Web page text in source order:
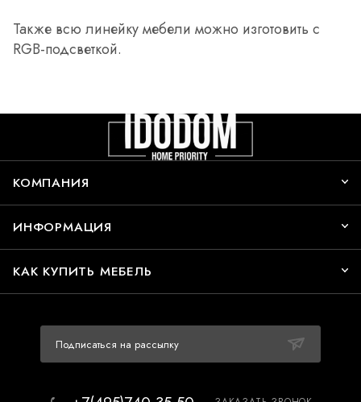
Также всю линейку мебели можно изготовить с
RGB-подсветкой.
КОМПАНИЯ
ИНФОРМАЦИЯ
КАК КУПИТЬ МЕБЕЛЬ
Подписаться на рассылку